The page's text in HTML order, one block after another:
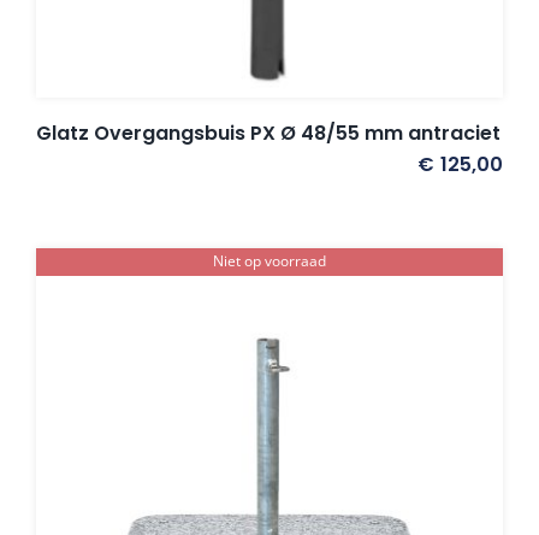
Glatz Overgangsbuis PX Ø 48/55 mm antraciet
€ 125,00
Niet op voorraad